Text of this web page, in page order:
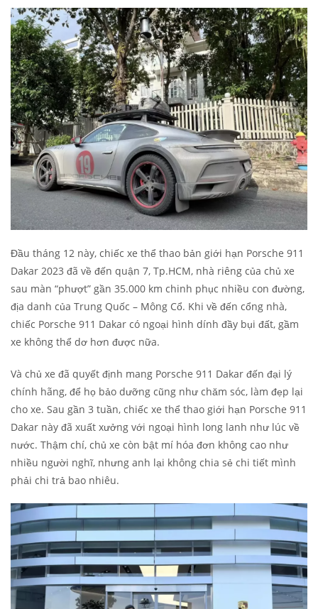
Đầu tháng 12 này, chiếc xe thể thao bản giới hạn Porsche 911
Dakar 2023 đã về đến quận 7, Tp.HCM, nhà riêng của chủ xe
sau màn “phượt” gần 35.000 km chinh phục nhiều con đường,
địa danh của Trung Quốc – Mông Cổ. Khi về đến cổng nhà,
chiếc Porsche 911 Dakar có ngoại hình dính đầy bụi đất, gầm
xe không thể dơ hơn được nữa.
Và chủ xe đã quyết định mang Porsche 911 Dakar đến đại lý
chính hãng, để họ bảo dưỡng cũng như chăm sóc, làm đẹp lại
cho xe. Sau gần 3 tuần, chiếc xe thể thao giới hạn Porsche 911
Dakar này đã xuất xưởng với ngoại hình long lanh như lúc về
nước. Thậm chí, chủ xe còn bật mí hóa đơn không cao như
nhiều người nghĩ, nhưng anh lại không chia sẻ chi tiết mình
phải chi trả bao nhiêu.